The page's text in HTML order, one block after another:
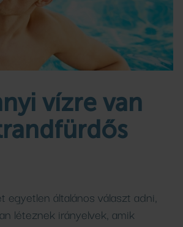
vízre van
egyetlen általános választ adni,
léteznek irányelvek, amik